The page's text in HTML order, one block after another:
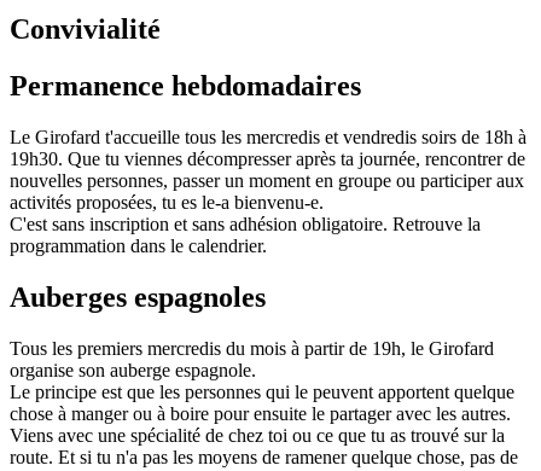
Convivialité
Permanence hebdomadaires
Le Girofard t'accueille tous les mercredis et vendredis soirs de 18h à
19h30. Que tu viennes décompresser après ta journée, rencontrer de
nouvelles personnes, passer un moment en groupe ou participer aux
activités proposées, tu es le-a bienvenu-e.
C'est sans inscription et sans adhésion obligatoire. Retrouve la
programmation dans le calendrier.
Auberges espagnoles
Tous les premiers mercredis du mois à partir de 19h, le Girofard
organise son auberge espagnole.
Le principe est que les personnes qui le peuvent apportent quelque
chose à manger ou à boire pour ensuite le partager avec les autres.
Viens avec une spécialité de chez toi ou ce que tu as trouvé sur la
route. Et si tu n'a pas les moyens de ramener quelque chose, pas de